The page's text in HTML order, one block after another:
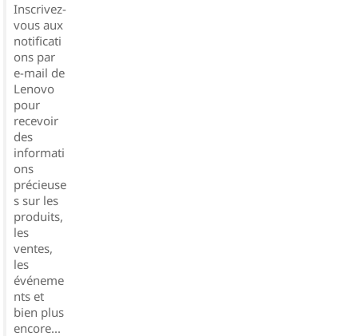
Inscrivez-
vous aux
notificati
ons par
e-mail de
Lenovo
pour
recevoir
des
informati
ons
précieuse
s sur les
produits,
les
ventes,
les
événeme
nts et
bien plus
encore...